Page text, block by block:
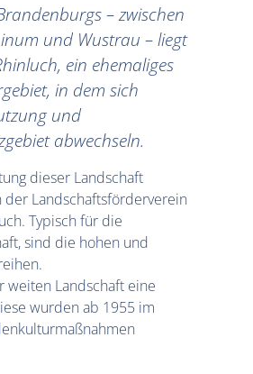
– zwischen
und Wustrau – liegt
ein ehemaliges
in dem sich
und
abwechseln.
dieser Landschaft
der Landschaftsförderverein
Typisch für die
sind die hohen und
weiten Landschaft eine
wurden ab 1955 im